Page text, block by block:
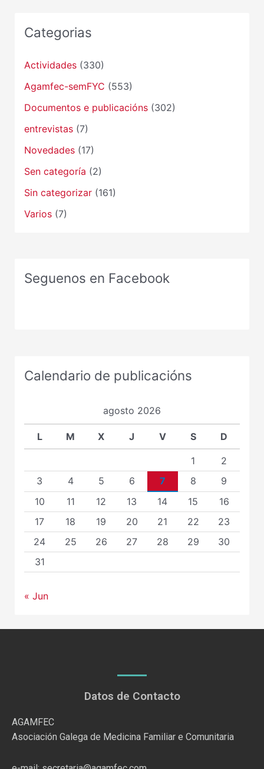
Categorias
Actividades(330)
Agamfec-semFYC (553)
Documentos e publicacións(302)
entrevistas(7)
Novedades(17)
Sen categoría (2)
Sin categorizar(161)
Varios(7)
Seguenos en Facebook
Calendario de publicacións
agosto 2026
L M X J V S D
1
2
3
4 5 6 7 8
9
10
11 12 13 14 15
16
17
18 19 20 21 22
23
24
25 26 27 28 29
30
31
« Jun
Datos de Contacto
AGAMFEC
Asociación Galega de Medicina Familiar e Comunitaria